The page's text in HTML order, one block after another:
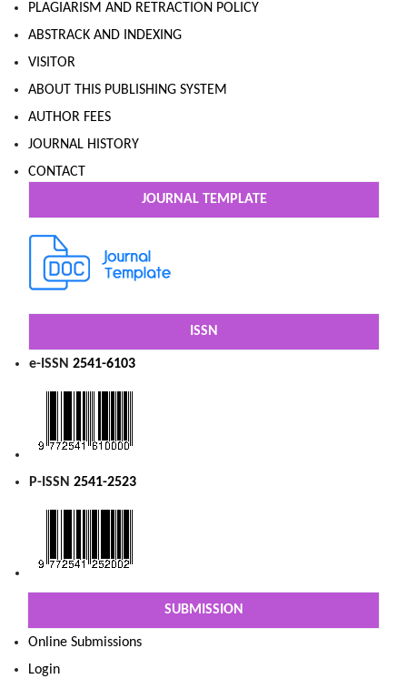
PLAGIARISM AND RETRACTION POLICY
ABSTRACK AND INDEXING
VISITOR
ABOUT THIS PUBLISHING SYSTEM
AUTHOR FEES
JOURNAL HISTORY
CONTACT
JOURNAL TEMPLATE
ISSN
e-ISSN 2541-6103
P-ISSN 2541-2523
SUBMISSION
Online Submissions
Login